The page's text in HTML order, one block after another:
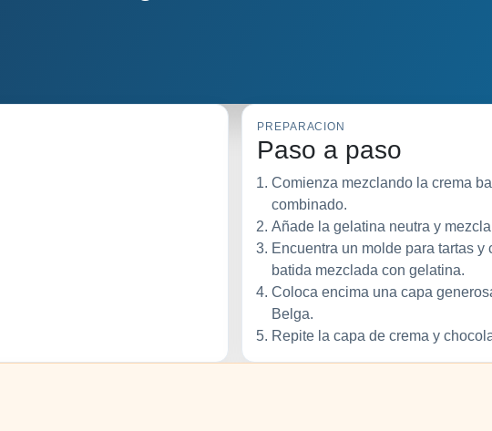
PREPARACION
Paso a paso
Comienza mezclando la crema
combinado.
Añade la gelatina neutra y
Encuentra un molde para tartas
batida mezclada con gelatina.
Coloca encima una capa
Belga.
Repite la capa de crema y